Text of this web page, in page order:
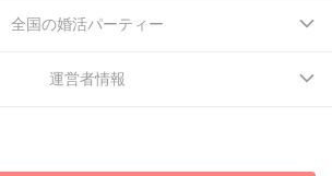
全国の婚活パーティー
運営者情報